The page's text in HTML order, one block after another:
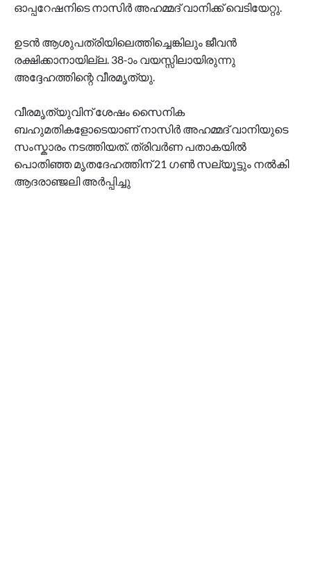
ഓപ്പറേഷനിടെ നാസിർ അഹമ്മദ് വാനിക്ക് വെടിയേറ്റു.
ഉടൻ ആശുപത്രിയിലെത്തിച്ചെങ്കിലും ജീവൻ
രക്ഷിക്കാനായില്ല. 38-ാം വയസ്സിലായിരുന്നു
അദ്ദേഹത്തിന്റെ വീരമൃത്യു.
വീരമൃത്യുവിന് ശേഷം സൈനിക
ബഹുമതികളോടെയാണ് നാസിർ അഹമ്മദ് വാനിയുടെ
സംസ്കാരം നടത്തിയത്. ത്രിവർണ പതാകയിൽ
പൊതിഞ്ഞ മൃതദേഹത്തിന് 21 ഗൺ സല്യൂട്ടും നൽകി
ആദരാഞ്ജലി അർപ്പിച്ചു